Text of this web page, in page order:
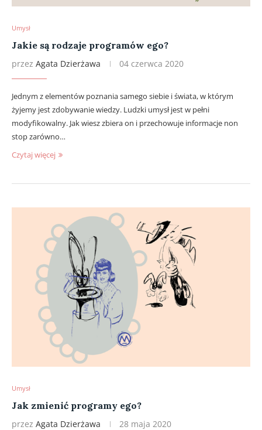
Umysł
Jakie są rodzaje programów ego?
przez Agata Dzierżawa 04 czerwca 2020
Jednym z elementów poznania samego siebie i świata, w którym
żyjemy jest zdobywanie wiedzy. Ludzki umysł jest w pełni
modyfikowalny. Jak wiesz zbiera on i przechowuje informacje non
stop zarówno…
Czytaj więcej
Umysł
Jak zmienić programy ego?
przez Agata Dzierżawa 28 maja 2020